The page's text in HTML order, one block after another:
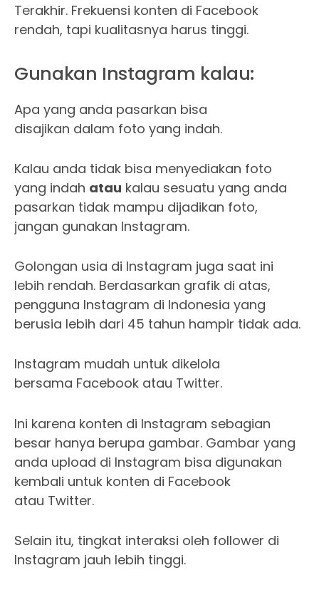
Terakhir. Frekuensi konten di Facebook
rendah, tapi kualitasnya harus tinggi.
Gunakan Instagram kalau:
Apa yang anda pasarkan bisa
disajikan dalam foto yang indah.
Kalau anda tidak bisa menyediakan foto
yang indah atau kalau sesuatu yang anda
pasarkan tidak mampu dijadikan foto,
jangan gunakan Instagram.
Golongan usia di Instagram juga saat ini
lebih rendah. Berdasarkan grafik di atas,
pengguna Instagram di Indonesia yang
berusia lebih dari 45 tahun hampir tidak ada.
Instagram mudah untuk dikelola
bersama Facebook atau Twitter.
Ini karena konten di Instagram sebagian
besar hanya berupa gambar. Gambar yang
anda upload di Instagram bisa digunakan
kembali untuk konten di Facebook
atau Twitter.
Selain itu, tingkat interaksi oleh follower di
Instagram jauh lebih tinggi.